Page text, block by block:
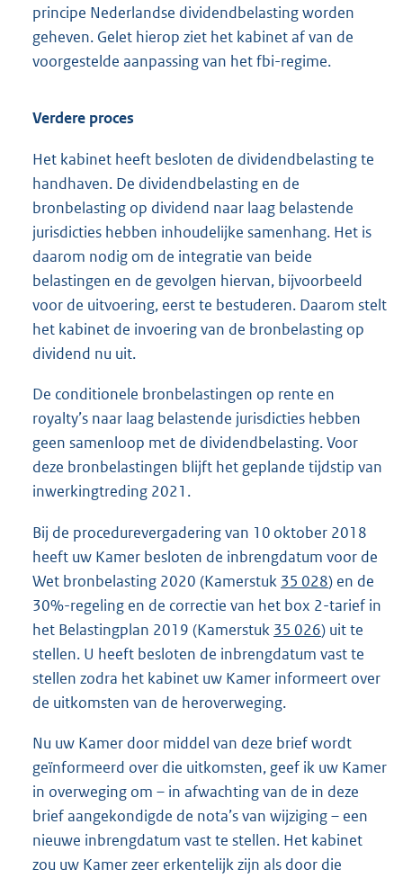
principe Nederlandse dividendbelasting worden
geheven. Gelet hierop ziet het kabinet af van de
voorgestelde aanpassing van het fbi-regime.
Verdere proces
Het kabinet heeft besloten de dividendbelasting te
handhaven. De dividendbelasting en de
bronbelasting op dividend naar laag belastende
jurisdicties hebben inhoudelijke samenhang. Het is
daarom nodig om de integratie van beide
belastingen en de gevolgen hiervan, bijvoorbeeld
voor de uitvoering, eerst te bestuderen. Daarom stelt
het kabinet de invoering van de bronbelasting op
dividend nu uit.
De conditionele bronbelastingen op rente en
royalty’s naar laag belastende jurisdicties hebben
geen samenloop met de dividendbelasting. Voor
deze bronbelastingen blijft het geplande tijdstip van
inwerkingtreding 2021.
Bij de procedurevergadering van 10 oktober 2018
heeft uw Kamer besloten de inbrengdatum voor de
Wet bronbelasting 2020 (Kamerstuk 35 028) en de
30%-regeling en de correctie van het box 2-tarief in
het Belastingplan 2019 (Kamerstuk 35 026) uit te
stellen. U heeft besloten de inbrengdatum vast te
stellen zodra het kabinet uw Kamer informeert over
de uitkomsten van de heroverweging.
Nu uw Kamer door middel van deze brief wordt
geïnformeerd over die uitkomsten, geef ik uw Kamer
in overweging om – in afwachting van de in deze
brief aangekondigde de nota’s van wijziging – een
nieuwe inbrengdatum vast te stellen. Het kabinet
zou uw Kamer zeer erkentelijk zijn als door die